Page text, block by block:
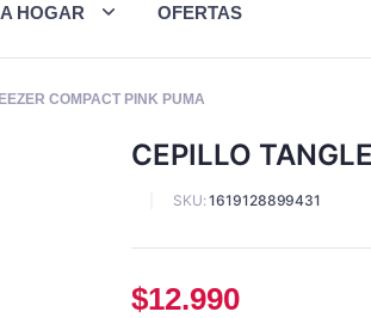
HOGAR OFERTAS
COMPACT PINK PUMA
CEPILLO
SKU:1619128899431
$12.990